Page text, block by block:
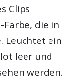
Clips
die in
Leuchtet ein
leer und
werden.